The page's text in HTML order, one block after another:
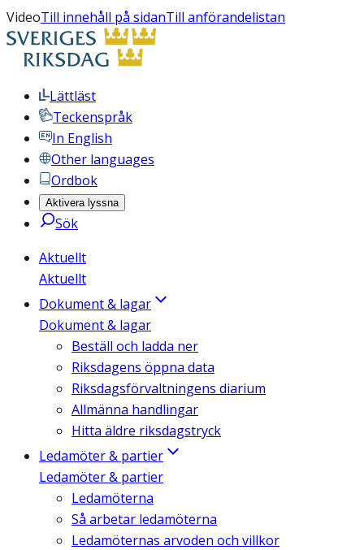
VideoTill innehåll på sidanTill anförandelistan
Lättläst
Teckenspråk
In English
Other languages
Ordbok
Aktivera lyssna
Sök
Aktuellt
Aktuellt
Dokument & lagar
Dokument & lagar
Beställ och ladda ner
Riksdagens öppna data
Riksdagsförvaltningens diarium
Allmänna handlingar
Hitta äldre riksdagstryck
Ledamöter & partier
Ledamöter & partier
Ledamöterna
Så arbetar ledamöterna
Ledamöternas arvoden och villkor